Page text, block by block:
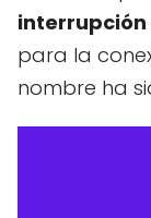
interrupción
para la
nombre ha